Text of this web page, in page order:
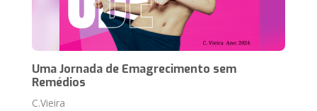
Uma Jornada de Emagrecimento sem
Remédios
C.Vieira